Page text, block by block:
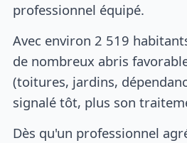
professionnel équipé.
Avec environ 2 519
de nombreux abris
(toitures, jardins,
signalé tôt, plus son
Dès qu'un professionnel